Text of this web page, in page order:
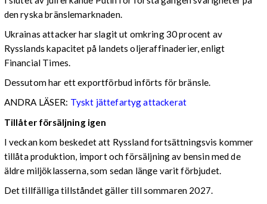
den ryska bränslemarknaden.
Ukrainas attacker har slagit ut omkring 30 procent av
Rysslands kapacitet på landets oljeraffinaderier, enligt
Financial Times.
Dessutom har ett exportförbud införts för bränsle.
ANDRA LÄSER: Tyskt jättefartyg attackerat
Tillåter försäljning igen
I veckan kom beskedet att Ryssland fortsättningsvis kommer
tillåta produktion, import och försäljning av bensin med de
äldre miljöklasserna, som sedan länge varit förbjudet.
Det tillfälliga tillståndet gäller till sommaren 2027.